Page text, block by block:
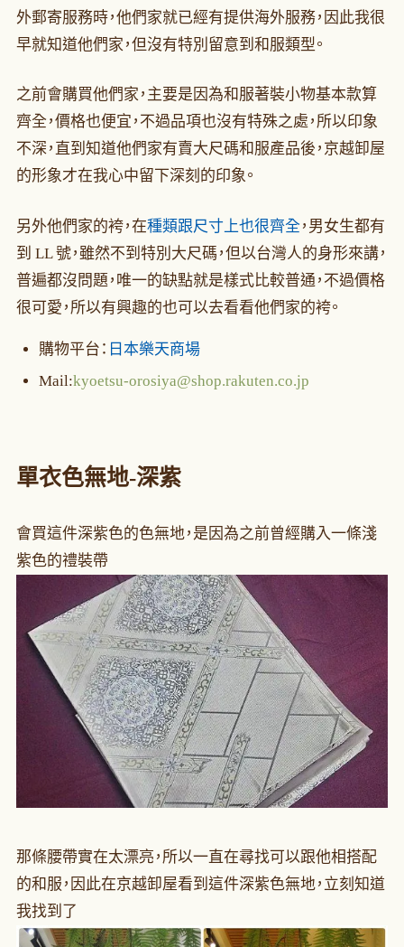
外郵寄服務時，他們家就已經有提供海外服務，因此我很
早就知道他們家，但沒有特別留意到和服類型。
之前會購買他們家，主要是因為和服著裝小物基本款算
齊全，價格也便宜，不過品項也沒有特殊之處，所以印象
不深，直到知道他們家有賣大尺碼和服產品後，京越卸屋
的形象才在我心中留下深刻的印象。
另外他們家的袴，在種類跟尺寸上也很齊全，男女生都有
到 LL 號，雖然不到特別大尺碼，但以台灣人的身形來講，
普遍都沒問題，唯一的缺點就是樣式比較普通，不過價格
很可愛，所以有興趣的也可以去看看他們家的袴。
購物平台： 日本樂天商場
Mail:kyoetsu-orosiya@shop.rakuten.co.jp
單衣色無地-深紫
會買這件深紫色的色無地，是因為之前曾經購入一條淺
紫色的禮裝帶
那條腰帶實在太漂亮，所以一直在尋找可以跟他相搭配
的和服，因此在京越卸屋看到這件深紫色無地，立刻知道
我找到了